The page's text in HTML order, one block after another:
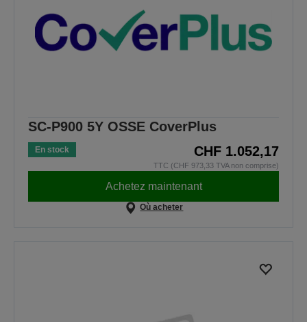
SC-P900 5Y OSSE CoverPlus
En stock CHF 1.052,17
TTC (CHF 973,33 TVA non comprise)
Achetez maintenant
Où acheter